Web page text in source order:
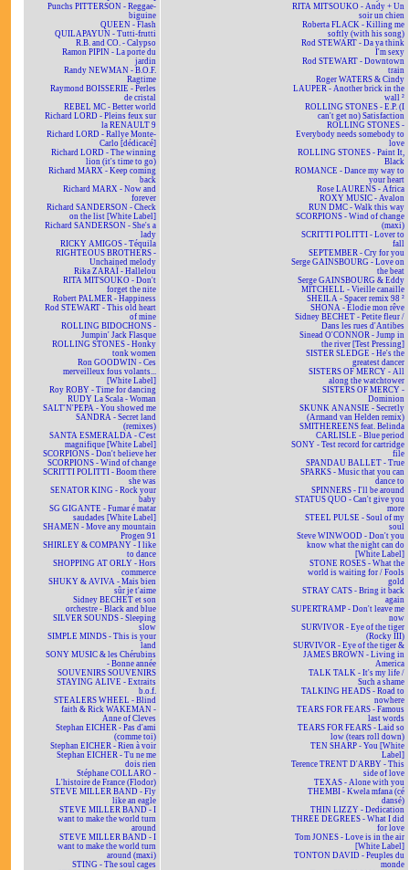
Punchs PITTERSON - Reggae-
biguine
QUEEN - Flash
QUILAPAYUN - Tutti-frutti
R.B. and CO. - Calypso
Ramon PIPIN - La porte du
jardin
Randy NEWMAN - B.O.F.
Ragtime
Raymond BOISSERIE - Perles
de cristal
REBEL MC - Better world
Richard LORD - Pleins feux sur
la RENAULT 9
Richard LORD - Rallye Monte-
Carlo [dédicacé]
Richard LORD - The winning
lion (it's time to go)
Richard MARX - Keep coming
back
Richard MARX - Now and
forever
Richard SANDERSON - Check
on the list [White Label]
Richard SANDERSON - She's a
lady
RICKY AMIGOS - Téquila
RIGHTEOUS BROTHERS -
Unchained melody
Rika ZARAÏ - Hallelou
RITA MITSOUKO - Don't
forget the nite
Robert PALMER - Happiness
Rod STEWART - This old heart
of mine
ROLLING BIDOCHONS -
Jumpin' Jack Flasque
ROLLING STONES - Honky
tonk women
Ron GOODWIN - Ces
merveilleux fous volants...
[White Label]
Roy ROBY - Time for dancing
RUDY La Scala - Woman
SALT'N'PEPA - You showed me
SANDRA - Secret land
(remixes)
SANTA ESMERALDA - C'est
magnifique [White Label]
SCORPIONS - Don't believe her
SCORPIONS - Wind of change
SCRITTI POLITTI - Boom there
she was
SENATOR KING - Rock your
baby
SG GIGANTE - Fumar é matar
saudades [White Label]
SHAMEN - Move any mountain
Progen 91
SHIRLEY & COMPANY - I like
to dance
SHOPPING AT ORLY - Hors
commerce
SHUKY & AVIVA - Mais bien
sûr je t'aime
Sidney BECHET et son
orchestre - Black and blue
SILVER SOUNDS - Sleeping
slow
SIMPLE MINDS - This is your
land
SONY MUSIC & les Chérubins
- Bonne année
SOUVENIRS SOUVENIRS
STAYING ALIVE - Extraits
b.o.f.
STEALERS WHEEL - Blind
faith & Rick WAKEMAN -
Anne of Cleves
Stephan EICHER - Pas d'ami
(comme toi)
Stephan EICHER - Rien à voir
Stephan EICHER - Tu ne me
dois rien
Stéphane COLLARO -
L'histoire de France (Flodor)
STEVE MILLER BAND - Fly
like an eagle
STEVE MILLER BAND - I
want to make the world turn
around
STEVE MILLER BAND - I
want to make the world turn
around (maxi)
STING - The soul cages
RITA MITSOUKO - Andy + Un
soir un chien
Roberta FLACK - Killing me
softly (with his song)
Rod STEWART - Da ya think
I'm sexy
Rod STEWART - Downtown
train
Roger WATERS & Cindy
LAUPER - Another brick in the
wall ²
ROLLING STONES - E.P. (I
can't get no) Satisfaction
ROLLING STONES -
Everybody needs somebody to
love
ROLLING STONES - Paint It,
Black
ROMANCE - Dance my way to
your heart
Rose LAURENS - Africa
ROXY MUSIC - Avalon
RUN DMC - Walk this way
SCORPIONS - Wind of change
(maxi)
SCRITTI POLITTI - Lover to
fall
SEPTEMBER - Cry for you
Serge GAINSBOURG - Love on
the beat
Serge GAINSBOURG & Eddy
MITCHELL - Vieille canaille
SHEILA - Spacer remix 98 ²
SHONA - Elodie mon rêve
Sidney BECHET - Petite fleur /
Dans les rues d'Antibes
Sinead O'CONNOR - Jump in
the river [Test Pressing]
SISTER SLEDGE - He's the
greatest dancer
SISTERS OF MERCY - All
along the watchtower
SISTERS OF MERCY -
Dominion
SKUNK ANANSIE - Secretly
(Armand van Helden remix)
SMITHEREENS feat. Belinda
CARLISLE - Blue period
SONY - Test record for cartridge
file
SPANDAU BALLET - True
SPARKS - Music that you can
dance to
SPINNERS - I'll be around
STATUS QUO - Can't give you
more
STEEL PULSE - Soul of my
soul
Steve WINWOOD - Don't you
know what the night can do
[White Label]
STONE ROSES - What the
world is waiting for / Fools
gold
STRAY CATS - Bring it back
again
SUPERTRAMP - Don't leave me
now
SURVIVOR - Eye of the tiger
(Rocky III)
SURVIVOR - Eye of the tiger &
JAMES BROWN - Living in
America
TALK TALK - It's my life /
Such a shame
TALKING HEADS - Road to
nowhere
TEARS FOR FEARS - Famous
last words
TEARS FOR FEARS - Laid so
low (tears roll down)
TEN SHARP - You [White
Label]
Terence TRENT D'ARBY - This
side of love
TEXAS - Alone with you
THEMBI - Kwela mfana (cé
dansé)
THIN LIZZY - Dedication
THREE DEGREES - What I did
for love
Tom JONES - Love is in the air
[White Label]
TONTON DAVID - Peuples du
monde